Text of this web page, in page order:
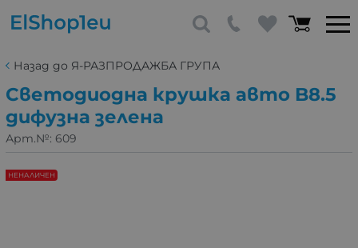
Назад до Я-РАЗПРОДАЖБА ГРУПА
Светодиодна крушка авто B8.5
дифузна зелена
Арт.№: 609
НЕНАЛИЧЕН